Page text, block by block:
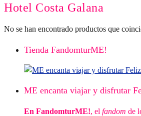
Hotel Costa Galana
No se han encontrado productos que
Tienda FandomturME!
ME encanta viajar y disfrutar
En FandomturME!, el fandom de